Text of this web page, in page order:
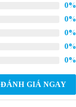
0%
0%
0%
0%
0%
ĐÁNH GIÁ NGAY